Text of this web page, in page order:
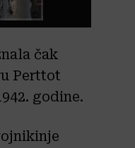
čak
Perttot
godine.